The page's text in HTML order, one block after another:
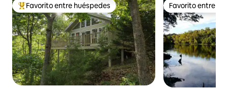
De los mejores en Favorito entre huéspedes
Favorito entre huéspedes Favorito entre
Favorito entre